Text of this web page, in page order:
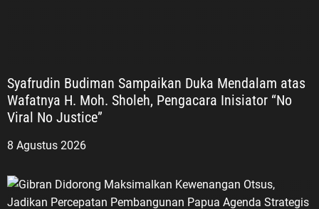
Syafrudin Budiman Sampaikan Duka Mendalam atas
Wafatnya H. Moh. Sholeh, Pengacara Inisiator “No
Viral No Justice”
8 Agustus 2026